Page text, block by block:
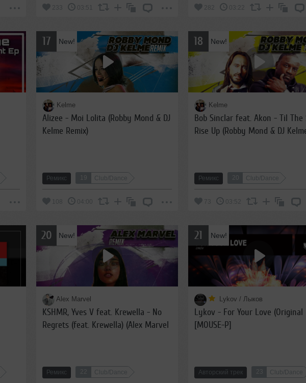
233 03:51 282 03:22
17 New!
Kelme
Alizee - Moi Lolita (Robby Mond & DJ
Kelme Remix)
Ремикс 19 Club/Dance
18 New!
Kelme
Bob Sinclar feat. Akon - Til The
Rise Up (Robby Mond & DJ
Ремикс 20 Club/Dance
73 03:52
20 New!
Alex Marvel
KSHMR, Yves V feat. Krewella - No
Regrets (feat. Krewella) (Alex Marvel
Ремикс 22 Club/Dance
21 New!
Lykov / Лыков
Lykov - For Your Love (Original
[MOUSE-P]
Авторский трек 23 Club/Dance